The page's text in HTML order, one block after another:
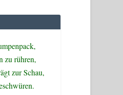
zu rühren,
zur Schau,